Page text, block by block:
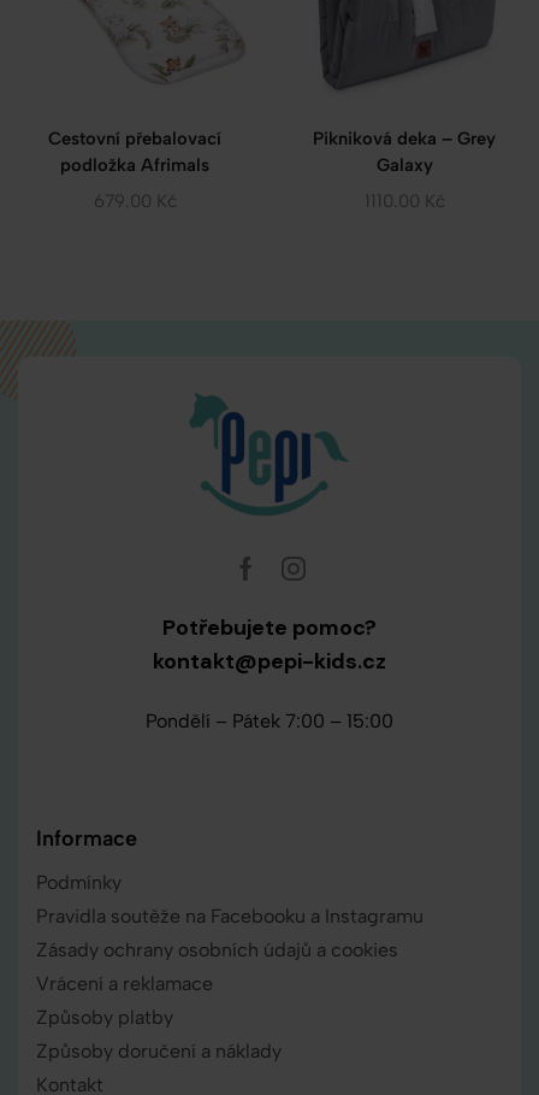
Cestovní přebalovací
podložka Afrimals
679.00 Kč
Pikniková deka – Grey
Galaxy
1110.00 Kč
Potřebujete pomoc?
kontakt@pepi-kids.cz
Pondělí – Pátek 7:00 – 15:00
Informace
Podmínky
Pravidla soutěže na Facebooku a Instagramu
Zásady ochrany osobních údajů a cookies
Vrácení a reklamace
Způsoby platby
Způsoby doručení a náklady
Kontakt